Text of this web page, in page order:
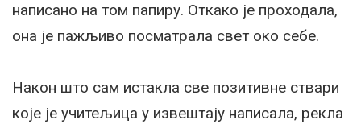
написано на том папиру. Откако је проходала,
она је пажљиво посматрала свет око себе.
Након што сам истакла све позитивне ствари
које је учитељица у извештају написала, рекла